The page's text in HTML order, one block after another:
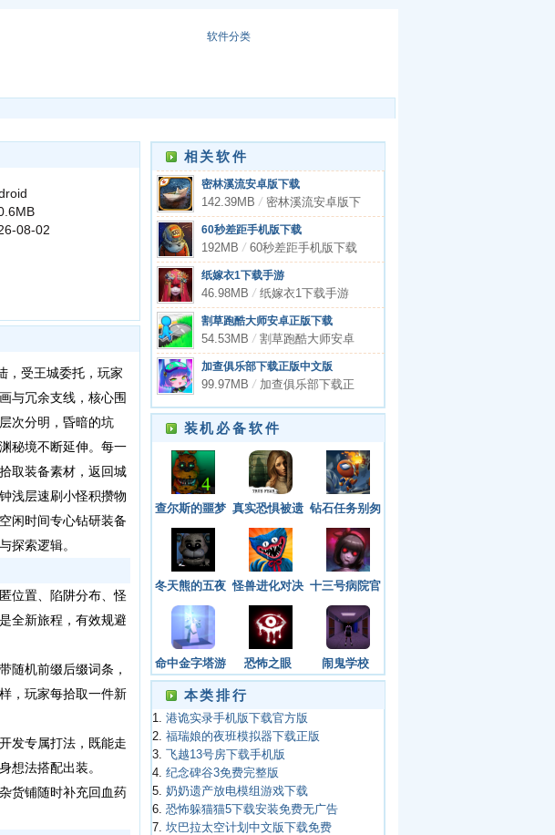
软件分类
08-02
，受王城委托，玩家
与冗余支线，核心围
次分明，昏暗的坑
秘境不断延伸。每一
取装备素材，返回城
浅层速刷小怪积攒物
闲时间专心钻研装备
探索逻辑。
位置、陷阱分布、怪
全新旅程，有效规避
随机前缀后缀词条，
，玩家每拾取一件新
发专属打法，既能走
想法搭配出装。
货铺随时补充回血药
相关软件
密林溪流安卓版下载
142.39MB /密林溪流安卓版下
载
60秒差距手机版下载
192MB /60秒差距手机版下载
纸嫁衣1下载手游
46.98MB /纸嫁衣1下载手游
割草跑酷大师安卓正版下载
54.53MB /割草跑酷大师安卓
正版下载
加查俱乐部下载正版中文版
99.97MB /加查俱乐部下载正
装机必备软件
查尔斯的噩梦
4手机版免费
版下载
真实恐惧被遗
弃的灵魂最新
版下载
钻石任务别匆
忙下载手机版
冬天熊的五夜
后宫重归游戏
下载
怪兽进化对决
下载手机版安
装最新
十三号病院官
方正版
命中金字塔游
戏官方最新版
恐怖之眼
闹鬼学校
（Haunted
本类排行
1. 港诡实录手机版下载官方版
2. 福瑞娘的夜班模拟器下载正版
3. 飞越13号房下载手机版
4. 纪念碑谷3免费完整版
5. 奶奶遗产放电模组游戏下载
6. 恐怖躲猫猫5下载安装免费无广告
7. 坎巴拉太空计划中文版下载免费